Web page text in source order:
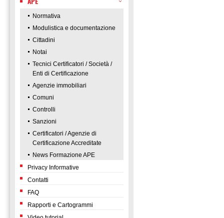
Normativa
Modulistica e documentazione
Cittadini
Notai
Tecnici Certificatori / Società /
Enti di Certificazione
Agenzie immobiliari
Comuni
Controlli
Sanzioni
Certificatori / Agenzie di
Certificazione Accreditate
News Formazione APE
Privacy Informative
Contatti
FAQ
Rapporti e Cartogrammi